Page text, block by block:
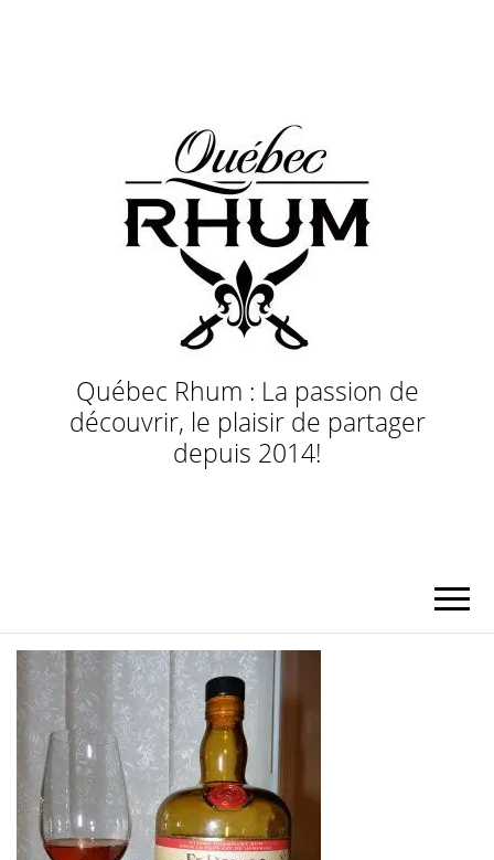
Québec Rhum : La passion de
découvrir, le plaisir de partager
depuis 2014!